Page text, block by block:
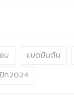
ม แบดมินตัน
ก2024